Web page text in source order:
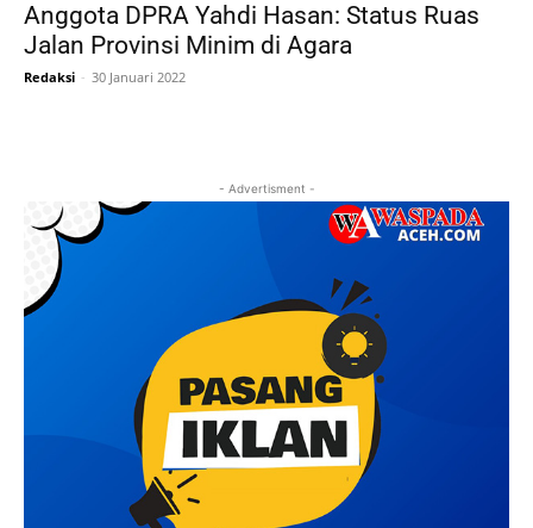
Anggota DPRA Yahdi Hasan: Status Ruas
Jalan Provinsi Minim di Agara
Redaksi - 30 Januari 2022
- Advertisment -